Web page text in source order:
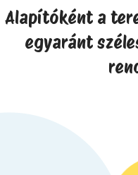
Alapítóként a
egyaránt